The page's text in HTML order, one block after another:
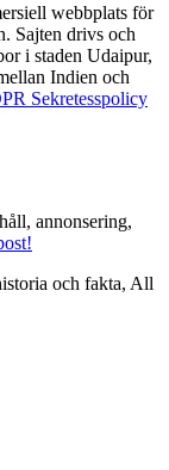
webbplats för
Sajten drivs och
i staden Udaipur,
Indien och
Sekretesspolicy
annonsering,
och fakta, All